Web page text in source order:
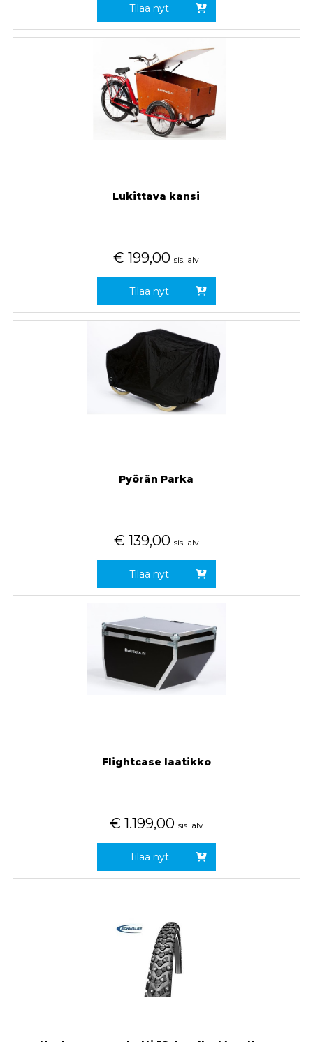
Tilaa nyt
Lukittava kansi
€ 199,00 sis. alv
Tilaa nyt
Pyörän Parka
€ 139,00 sis. alv
Tilaa nyt
Flightcase laatikko
€ 1.199,00 sis. alv
Tilaa nyt